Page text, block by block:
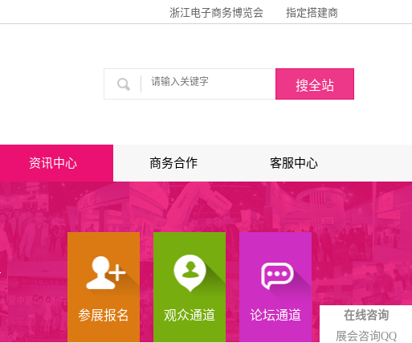
浙江电子商务博览会 指定搭建商
资讯中心 商务合作 客服中心
参展报名 观众通道 论坛通道
在线咨询
展会咨询QQ